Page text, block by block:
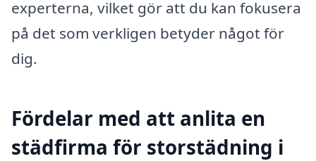
experterna, vilket gör att du kan fokusera
på det som verkligen betyder något för
dig.
Fördelar med att anlita en
städfirma för storstädning i